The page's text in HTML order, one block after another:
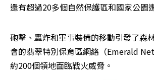
還有超過20多個自然保護區和國家公園
砲擊、轟炸和軍事裝備的移動引發了森
會的翡翠特別保育區網絡（Emerald
約200個領地面臨戰火威脅。